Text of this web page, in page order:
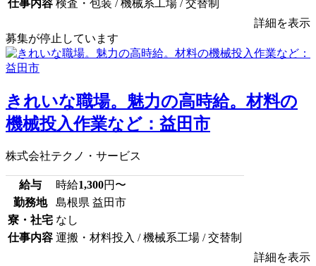
仕事内容 検査・包装 / 機械系工場 / 交替制
詳細を表示
募集が停止しています
きれいな職場。魅力の高時給。材料の
機械投入作業など：益田市
株式会社テクノ・サービス
給与 時給1,300円〜
勤務地
島根県 益田市
寮・社宅 なし
仕事内容 運搬・材料投入 / 機械系工場 / 交替制
詳細を表示